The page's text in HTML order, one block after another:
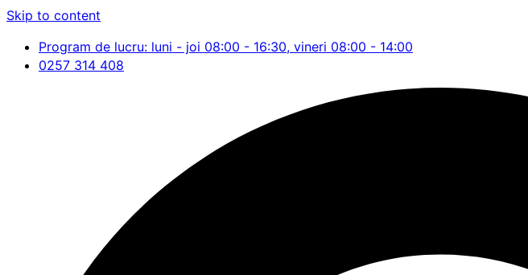
Skip to content
Program de lucru: luni - joi 08:00 - 16:30, vineri 08:00 - 14:00
0257 314 408